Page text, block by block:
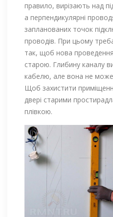
правило, вирізають над
а перпендикулярні
запланованих точок
проводів. При цьому
так, щоб нова
старою. Глибину каналу
кабелю, але вона не
Щоб захистити
двері старими
плівкою.